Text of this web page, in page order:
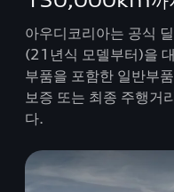
아우디코리아는 공식
(21년식 모델부터)을
부품을 포함한 일반부
보증 또는 최종 주행
다.